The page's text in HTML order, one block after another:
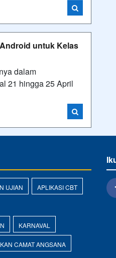
untuk Kelas
dalam
21 hingga 25 April
UJIAN APLIKASI CBT
KARNAVAL
CAMAT ANGSANA